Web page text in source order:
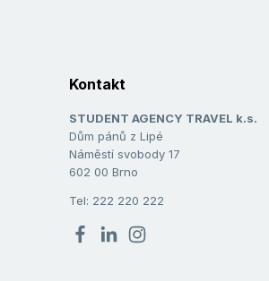
Kontakt
STUDENT AGENCY TRAVEL k.s.
Dům pánů z Lipé
Náměstí svobody 17
602 00 Brno
Tel: 222 220 222